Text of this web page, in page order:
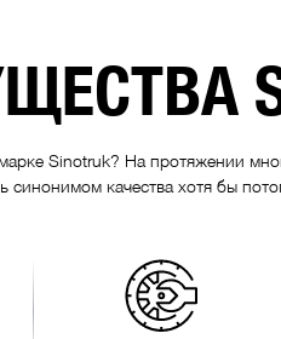
Sinotruk? На протяжении
качества хотя бы